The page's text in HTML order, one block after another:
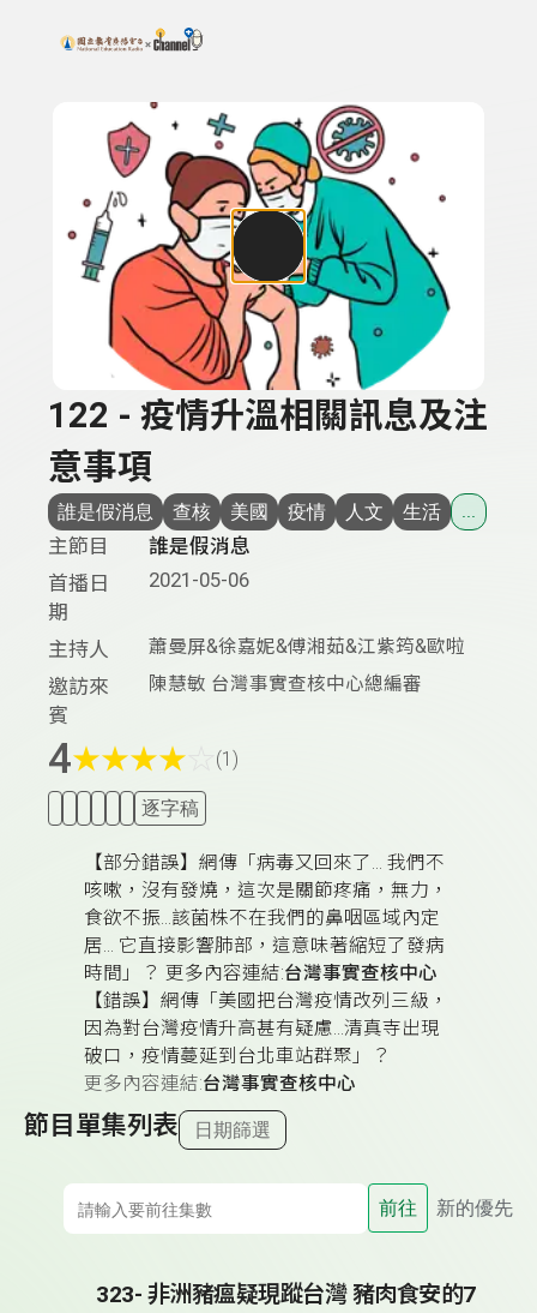
上方功能區塊
搜尋關鍵字：可輸入節目名稱、主持人或關鍵字
122 - 疫情升溫相關訊息及注
意事項
誰是假消息 查核 美國 疫情 人文 生活 ...
主節目
誰是假消息
首播日
期
2021-05-06
主持人 蕭曼屏&徐嘉妮&傅湘茹&江紫筠&歐啦
邀訪來
賓
陳慧敏 台灣事實查核中心總編審
4★★★★ (1)
逐字稿
【部分錯誤】網傳「病毒又回來了... 我們不
咳嗽，沒有發燒，這次是關節疼痛，無力，
食欲不振...該菌株不在我們的鼻咽區域內定
居... 它直接影響肺部，這意味著縮短了發病
時間」？ 更多內容連結:台灣事實查核中心
【錯誤】網傳「美國把台灣疫情改列三級，
因為對台灣疫情升高甚有疑慮...清真寺出現
破口，疫情蔓延到台北車站群聚」？
更多內容連結:台灣事實查核中心
節目單集列表 日期篩選
前往 新的優先
323- 非洲豬瘟疑現蹤台灣 豬肉食安的7